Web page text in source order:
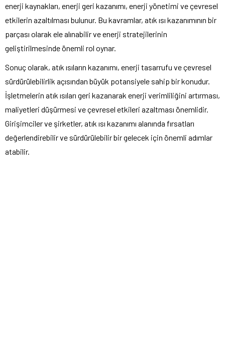
enerji kaynakları, enerji geri kazanımı, enerji yönetimi ve çevresel
etkilerin azaltılması bulunur. Bu kavramlar, atık ısı kazanımının bir
parçası olarak ele alınabilir ve enerji stratejilerinin
geliştirilmesinde önemli rol oynar.
Sonuç olarak, atık ısıların kazanımı, enerji tasarrufu ve çevresel
sürdürülebilirlik açısından büyük potansiyele sahip bir konudur.
İşletmelerin atık ısıları geri kazanarak enerji verimliliğini artırması,
maliyetleri düşürmesi ve çevresel etkileri azaltması önemlidir.
Girişimciler ve şirketler, atık ısı kazanımı alanında fırsatları
değerlendirebilir ve sürdürülebilir bir gelecek için önemli adımlar
atabilir.